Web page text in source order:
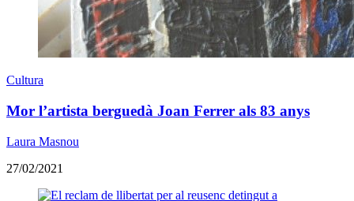
Cultura
Mor l’artista berguedà Joan Ferrer als 83 anys
Laura Masnou
27/02/2021